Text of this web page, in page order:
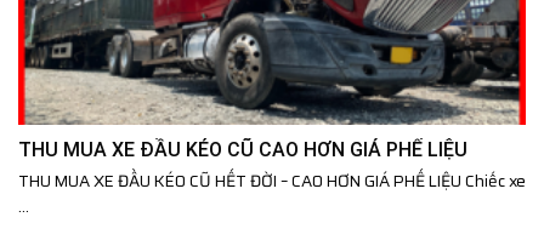
THU MUA XE ĐẦU KÉO CŨ CAO HƠN GIÁ PHẾ LIỆU
THU MUA XE ĐẦU KÉO CŨ HẾT ĐỜI – CAO HƠN GIÁ PHẾ LIỆU Chiếc xe
...